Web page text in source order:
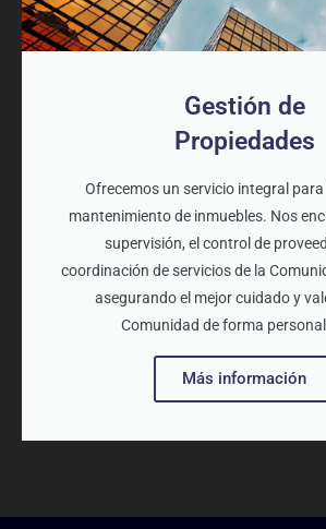
Gestión de
Propiedades
Ofrecemos un servicio integral
mantenimiento de inmuebles. Nos
supervisión, el control de
coordinación de servicios de la
asegurando el mejor cuidado y
Comunidad de forma
Más información